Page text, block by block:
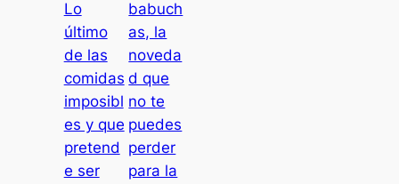
Lo
último
de las
comidas
imposibl
es y que
pretend
e ser
babuch
as, la
noveda
d que
no te
puedes
perder
para la